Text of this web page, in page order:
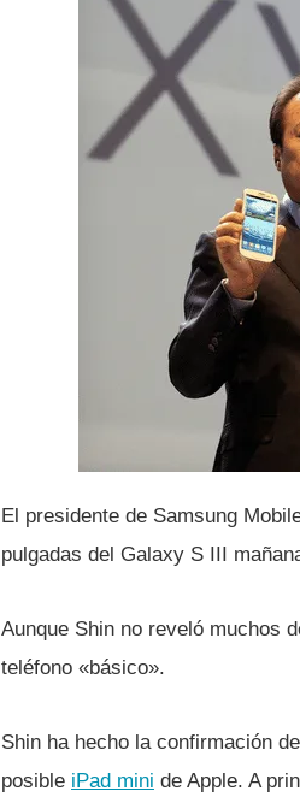
El presidente de Samsung
pulgadas del Galaxy S III
Aunque Shin no reveló muchos
teléfono «básico».
Shin ha hecho la confirmación
posible iPad mini de Apple. A